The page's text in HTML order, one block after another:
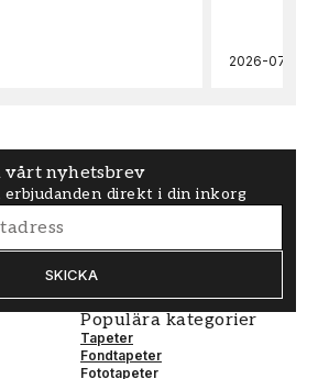
2026-07-22
vårt nyhetsbrev
erbjudanden direkt i din inkorg
SKICKA
Populära kategorier
Tapeter
Fondtapeter
Fototapeter